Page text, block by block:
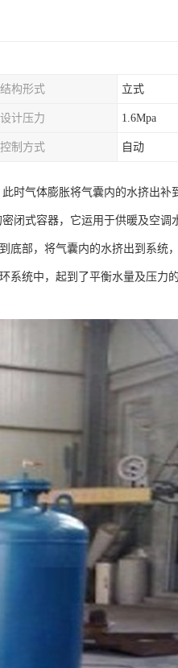
结构形式 立式
设计压力 1.6Mpa
控制方式 自动
时气体膨胀将气囊内的水挤出补
闭式容器，它运用于供暖及空调
底部，将气囊内的水挤出到系统
系统中，起到了平衡水量及压力